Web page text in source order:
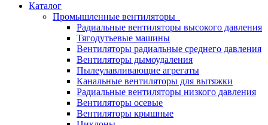
Каталог
Промышленные вентиляторы
Радиальные вентиляторы высокого давления
Тягодутьевые машины
Вентиляторы радиальные среднего давления
Вентиляторы дымоудаления
Пылеулавливающие агрегаты
Канальные вентиляторы для вытяжки
Радиальные вентиляторы низкого давления
Вентиляторы осевые
Вентиляторы крышные